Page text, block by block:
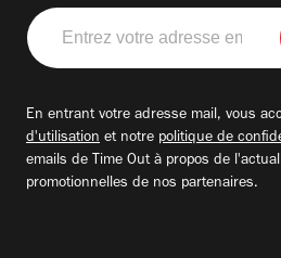
Entrez
votre
adresse
En entrant votre adresse mail, vous
d'utilisation et notre politique de
emails de Time Out à propos de
promotionnelles de nos partenaires.